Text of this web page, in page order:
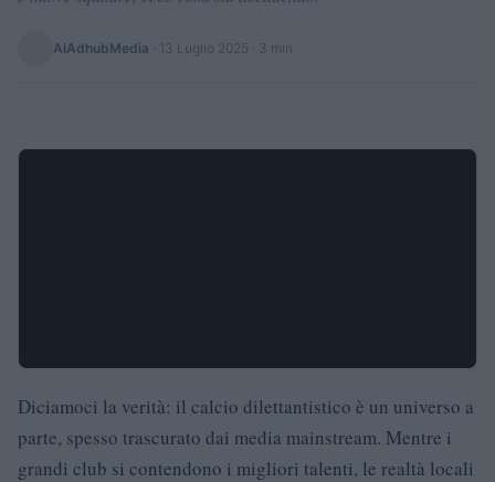
AiAdhubMedia 13 Luglio 2025 · 3 min
Diciamoci la verità: il calcio dilettantistico è un universo a
parte, spesso trascurato dai media mainstream. Mentre i
grandi club si contendono i migliori talenti, le realtà locali